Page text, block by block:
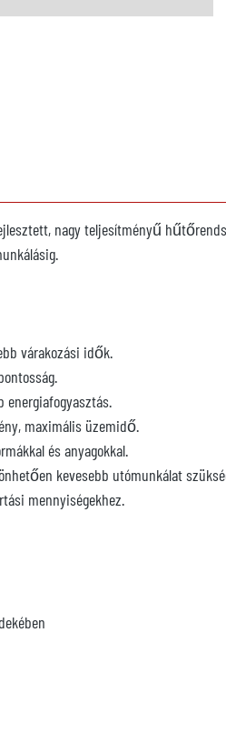
nagy teljesítményű
várakozási idők.
energiafogyasztás.
maximális üzemidő.
és anyagokkal.
kevesebb utómunkálat
mennyiségekhez.